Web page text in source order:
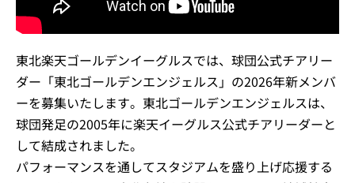
東北楽天ゴールデンイーグルスでは、球団公式チアリー
ダー「東北ゴールデンエンジェルス」の2026年新メンバ
ーを募集いたします。東北ゴールデンエンジェルスは、
球団発足の2005年に楽天イーグルス公式チアリーダーと
して結成されました。
パフォーマンスを通してスタジアムを盛り上げ応援する